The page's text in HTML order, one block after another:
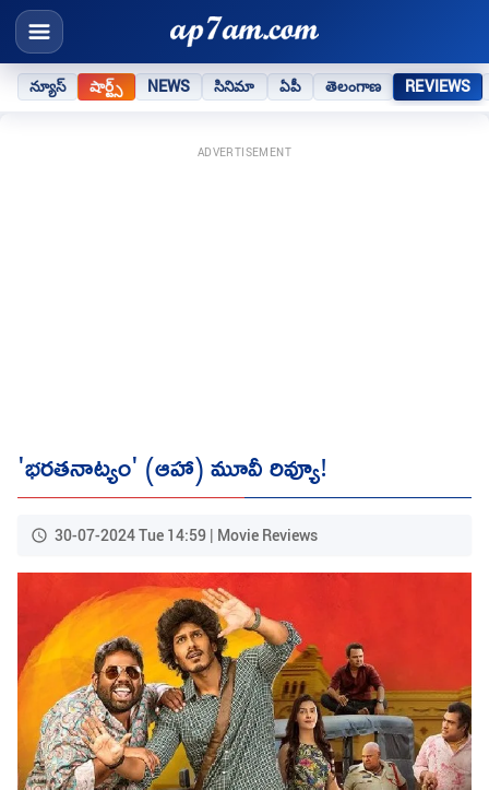
న్యూస్ షార్ట్స్ NEWS సినిమా ఏపీ తెలంగాణ REVIEWS
ADVERTISEMENT
'భరతనాట్యం' (ఆహా) మూవీ రివ్యూ!
30-07-2024 Tue 14:59 | Movie Reviews